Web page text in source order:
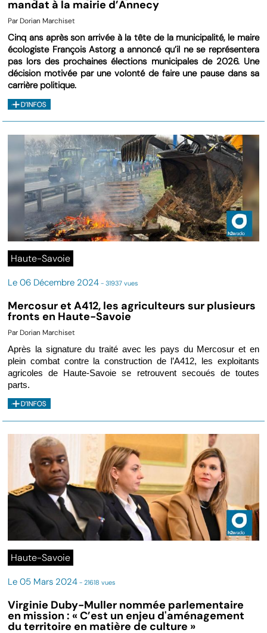
mandat à la mairie d’Annecy
Par Dorian Marchiset
Cinq ans après son arrivée à la tête de la municipalité, le maire
écologiste François Astorg a annoncé qu’il ne se représentera
pas lors des prochaines élections municipales de 2026. Une
décision motivée par une volonté de faire une pause dans sa
carrière politique.
Haute-Savoie
Le 06 Décembre 2024 - 31937 vues
Mercosur et A412, les agriculteurs sur plusieurs
fronts en Haute-Savoie
Par Dorian Marchiset
Après la signature du traité avec les pays du Mercosur et en
plein combat contre la construction de l’A412, les exploitants
agricoles de Haute-Savoie se retrouvent secoués de toutes
parts.
Haute-Savoie
Le 05 Mars 2024 - 21618 vues
Virginie Duby-Muller nommée parlementaire
en mission : « C’est un enjeu d'aménagement
du territoire en matière de culture »